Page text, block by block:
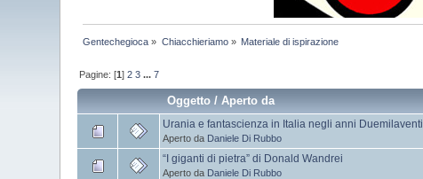
Gentechegioca » Chiacchieriamo» Materiale di ispirazione
Pagine: [1]2 3 ...7
Oggetto /Aperto da
Urania e fantascienza in Italia negli anni Duemilaventi
Aperto da Daniele Di Rubbo
“I giganti di pietra” di Donald Wandrei
Aperto da Daniele Di Rubbo